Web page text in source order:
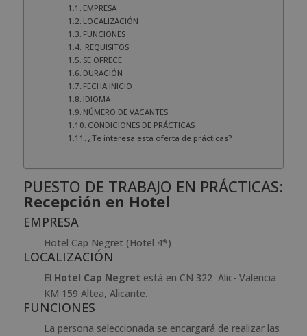
EMPRESA
LOCALIZACIÓN
FUNCIONES
REQUISITOS
SE OFRECE
DURACIÓN
FECHA INICIO
IDIOMA
NÚMERO DE VACANTES
CONDICIONES DE PRÁCTICAS
¿Te interesa esta oferta de prácticas?
PUESTO DE TRABAJO EN PRÁCTICAS:
Recepción en Hotel
EMPRESA
Hotel Cap Negret (Hotel 4*)
LOCALIZACIÓN
El Hotel Cap Negret está en CN 322 Alic- Valencia
KM 159 Altea, Alicante.
FUNCIONES
La persona seleccionada se encargará de realizar las